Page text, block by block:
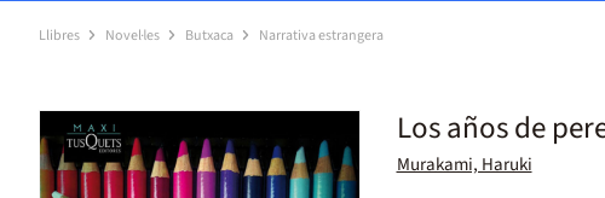
Llibres Novel·les Butxaca Narrativa estrangera
Los años de
Murakami, Haruki